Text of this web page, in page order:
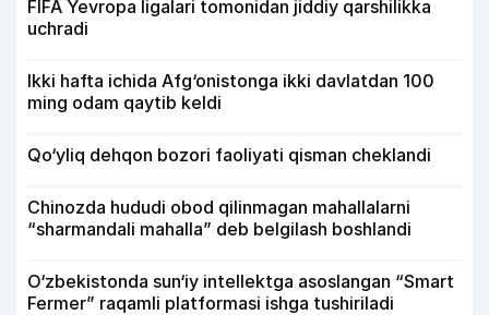
FIFA Yevropa ligalari tomonidan jiddiy qarshilikka
uchradi
Ikki hafta ichida Afg‘onistonga ikki davlatdan 100
ming odam qaytib keldi
Qo‘yliq dehqon bozori faoliyati qisman cheklandi
Chinozda hududi obod qilinmagan mahallalarni
“sharmandali mahalla” deb belgilash boshlandi
O‘zbekistonda sun‘iy intellektga asoslangan “Smart
Fermer” raqamli platformasi ishga tushiriladi